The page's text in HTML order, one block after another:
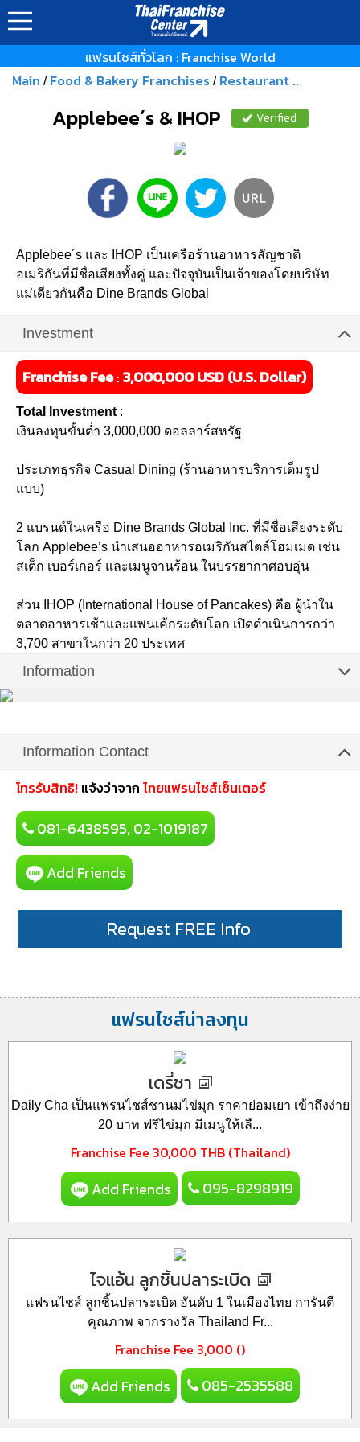
แฟรนไชส์ทั่วโลก : Franchise World
Main / Food & Bakery Franchises / Restaurant ..
Applebee´s & IHOP Verified
Applebee´s และ IHOP เป็นเครือร้านอาหารสัญชาติ
อเมริกันที่มีชื่อเสียงทั้งคู่ และปัจจุบันเป็นเจ้าของโดยบริษัท
แม่เดียวกันคือ Dine Brands Global
Investment
Franchise Fee:3,000,000 USD (U.S. Dollar)
Total Investment :
เงินลงทุนขั้นต่ำ 3,000,000 ดอลลาร์สหรัฐ
ประเภทธุรกิจ Casual Dining (ร้านอาหารบริการเต็มรูป
แบบ)
2 แบรนด์ในเครือ Dine Brands Global Inc. ที่มีชื่อเสียงระดับ
โลก Applebee’s นำเสนออาหารอเมริกันสไตล์โฮมเมด เช่น
สเต็ก เบอร์เกอร์ และเมนูจานร้อน ในบรรยากาศอบอุ่น
ส่วน IHOP (International House of Pancakes) คือ ผู้นำใน
ตลาดอาหารเช้าและแพนเค้กระดับโลก เปิดดำเนินการกว่า
3,700 สาขาในกว่า 20 ประเทศ
Information
Information Contact
โทรรับสิทธิ! แจ้งว่าจาก ไทยแฟรนไชส์เซ็นเตอร์
081-6438595, 02-1019187
Add Friends
Request FREE Info
แฟรนไชส์น่าลงทุน
เดรี่ชา
Daily Cha เป็นแฟรนไชส์ชานมไข่มุก ราคาย่อมเยา เข้าถึงง่าย
20 บาท ฟรีไข่มุก มีเมนูให้เลื...
Franchise Fee 30,000 THB (Thailand)
Add Friends 095-8298919
ไจแอ้น ลูกชิ้นปลาระเบิด
แฟรนไชส์ ลูกชิ้นปลาระเบิด อันดับ 1 ในเมืองไทย การันตี
คุณภาพ จากรางวัล Thailand Fr...
Franchise Fee 3,000 ()
Add Friends 085-2535588